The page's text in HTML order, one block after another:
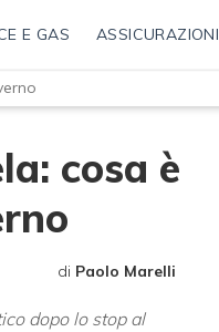
E GAS ASSICURAZIONI
cosa è
di Paolo Marelli
dopo lo stop al